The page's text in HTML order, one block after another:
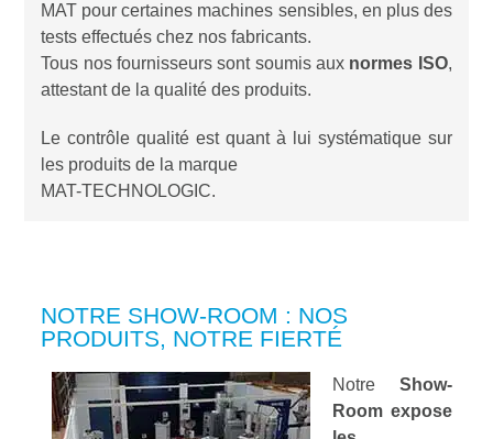
MAT pour certaines machines sensibles, en plus des
tests effectués chez nos fabricants.
Tous nos fournisseurs sont soumis aux normes ISO,
attestant de la qualité des produits.
Le contrôle qualité est quant à lui systématique sur
les produits de la marque
MAT-TECHNOLOGIC.
NOTRE SHOW-ROOM : NOS
PRODUITS, NOTRE FIERTÉ
Notre Show-
Room expose